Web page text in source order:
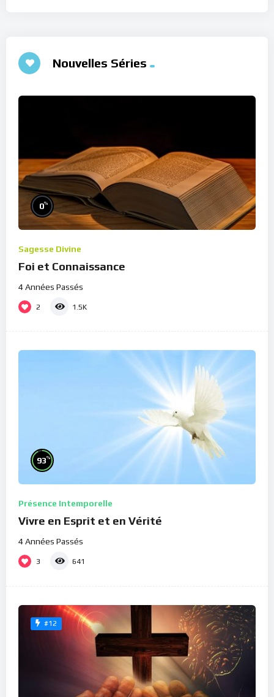
Nouvelles Séries
0%
Sagesse Divine
Foi et Connaissance
4 Années Passés
2 1.5K
93%
Présence Intemporelle
Vivre en Esprit et en Vérité
4 Années Passés
3 641
#12